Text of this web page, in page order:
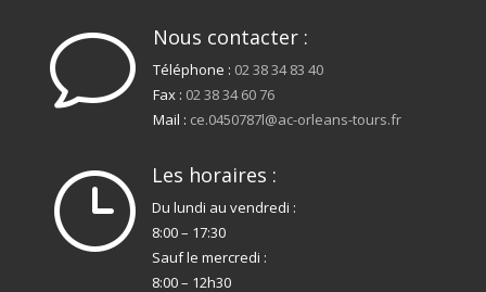
v Nous contacter :
Téléphone : 02 38 34 83 40
Fax : 02 38 34 60 76
Mail : ce.0450787l@ac-orleans-tours.fr
} Les horaires :
Du lundi au vendredi :
8:00 – 17:30
Sauf le mercredi :
8:00 – 12h30